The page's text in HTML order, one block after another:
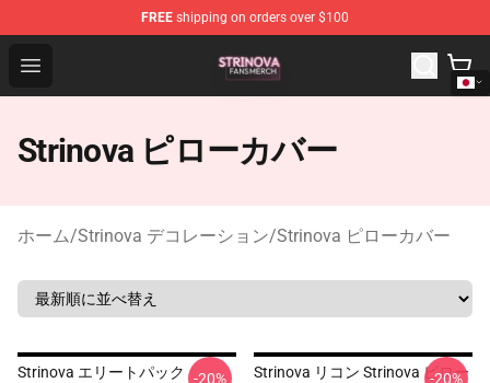
FREE shipping on orders over $100
Open menu
Strinova Shop - Official Strinova Merchandise Store
Strinova ピローカバー
ホーム/Strinova デコレーション/Strinova ピローカバー
Strinova エリートパック
-20%
Strinova リコン Strinova ピロー
-20%